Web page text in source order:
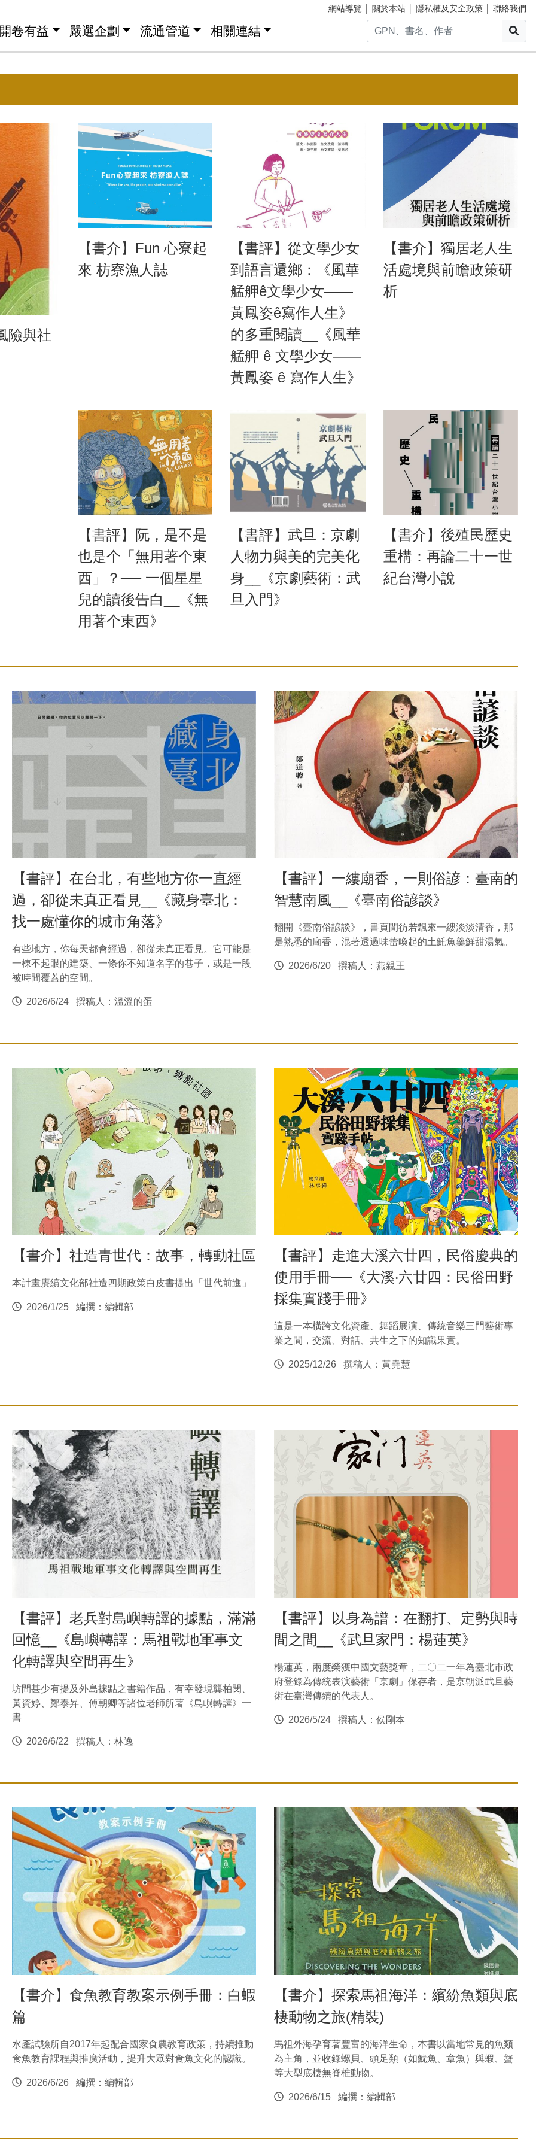
網站導覽 關於本站 隱私權及安全政策 聯絡我們
卷有益 嚴選企劃 流通管道 相關連結
險與社
【書介】Fun 心寮起
來 枋寮漁人誌
【書評】從文學少女
到語言還鄉：《風華
艋舺ê文學少女——
黃鳳姿ê寫作人生》
的多重閱讀__《風華
艋舺 ê 文學少女——
黃鳳姿 ê 寫作人生》
【書介】獨居老人生
活處境與前瞻政策研
析
【書評】阮，是不是
也是个「無用著个東
西」？── 一個星星
兒的讀後告白__《無
用著个東西》
【書評】武旦：京劇
人物力與美的完美化
身__《京劇藝術：武
旦入門》
【書介】後殖民歷史
重構：再論二十一世
紀台灣小說
【書評】在台北，有些地方你一直經
過，卻從未真正看見__《藏身臺北：
找一處懂你的城市角落》
有些地方，你每天都會經過，卻從未真正看見。它可能是
一棟不起眼的建築、一條你不知道名字的巷子，或是一段
被時間覆蓋的空間。
2026/6/24 撰稿人：溫溫的蛋
【書評】一縷廟香，一則俗諺：臺南的
智慧南風__《臺南俗諺談》
翻開《臺南俗諺談》，書頁間彷若飄來一縷淡淡清香，那
是熟悉的廟香，混著透過味蕾喚起的土魠魚羹鮮甜湯氣。
2026/6/20 撰稿人：燕親王
【書介】社造青世代：故事，轉動社區
本計畫賡續文化部社造四期政策白皮書提出「世代前進」
2026/1/25 編撰：編輯部
【書評】走進大溪六廿四，民俗慶典的
使用手冊──《大溪‧六廿四：民俗田野
採集實踐手冊》
這是一本橫跨文化資產、舞蹈展演、傳統音樂三門藝術專
業之間，交流、對話、共生之下的知識果實。
2025/12/26 撰稿人：黃堯慧
【書評】老兵對島嶼轉譯的據點，滿滿
回憶__《島嶼轉譯：馬祖戰地軍事文
化轉譯與空間再生》
坊間甚少有提及外島據點之書籍作品，有幸發現龔柏閔、
黃資婷、鄭泰昇、傅朝卿等諸位老師所著《島嶼轉譯》一
書
2026/6/22 撰稿人：林逸
【書評】以身為譜：在翻打、定勢與時
間之間__《武旦家門：楊蓮英》
楊蓮英，兩度榮獲中國文藝獎章，二〇二一年為臺北市政
府登錄為傳統表演藝術「京劇」保存者，是京朝派武旦藝
術在臺灣傳續的代表人。
2026/5/24 撰稿人：侯剛本
【書介】食魚教育教案示例手冊：白蝦
篇
水產試驗所自2017年起配合國家食農教育政策，持續推動
食魚教育課程與推廣活動，提升大眾對食魚文化的認識。
2026/6/26 編撰：編輯部
【書介】探索馬祖海洋：繽紛魚類與底
棲動物之旅(精裝)
馬祖外海孕育著豐富的海洋生命，本書以當地常見的魚類
為主角，並收錄螺貝、頭足類（如魷魚、章魚）與蝦、蟹
等大型底棲無脊椎動物。
2026/6/15 編撰：編輯部